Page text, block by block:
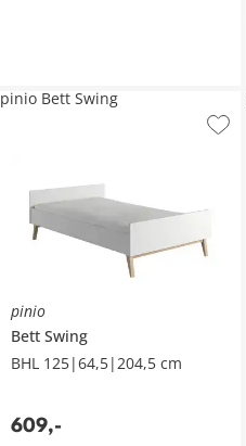
pinio
Bett Swing
BHL 125|64,5|204,5 cm
609,-
pinio Bett Swing